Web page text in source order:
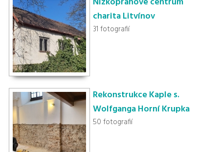
charita Litvínov
31 fotografií
Rekonstrukce Kaple s.
Wolfganga Horní Krupka
50 fotografií